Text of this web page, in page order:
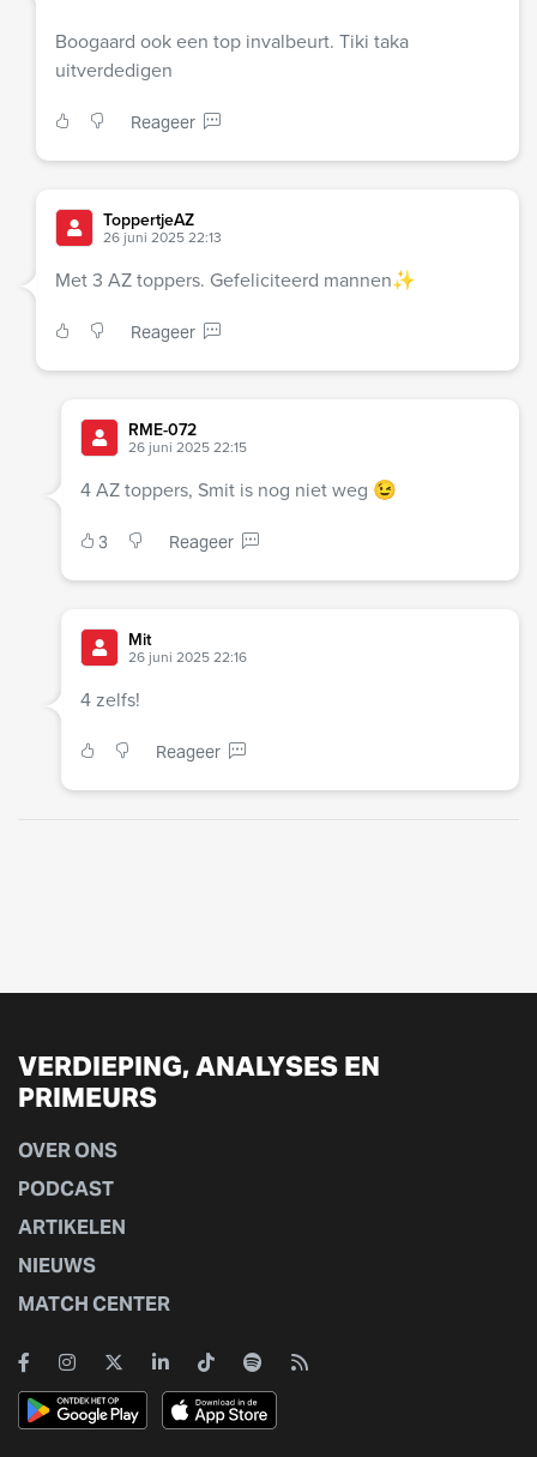
Boogaard ook een top invalbeurt. Tiki taka
uitverdedigen
Reageer
ToppertjeAZ
26 juni 2025 22:13
Met 3 AZ toppers. Gefeliciteerd mannen✨
Reageer
RME-072
26 juni 2025 22:15
4 AZ toppers, Smit is nog niet weg 😉
3 Reageer
Mit
26 juni 2025 22:16
4 zelfs!
Reageer
VERDIEPING, ANALYSES EN
PRIMEURS
OVER ONS
PODCAST
ARTIKELEN
NIEUWS
MATCH CENTER